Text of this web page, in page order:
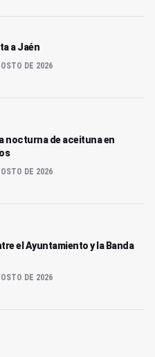
a Jaén
DE 2026
nocturna de aceituna en
DE 2026
el Ayuntamiento y la Banda
DE 2026